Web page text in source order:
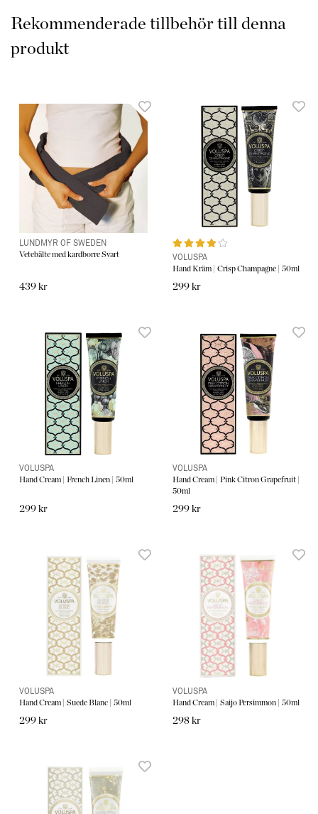
Rekommenderade tillbehör till denna
produkt
LUNDMYR OF SWEDEN
Vetebälte med kardborre Svart
439 kr
VOLUSPA
Hand Kräm | Crisp Champagne | 50ml
299 kr
VOLUSPA
Hand Cream | French Linen | 50ml
299 kr
VOLUSPA
Hand Cream | Pink Citron Grapefruit |
50ml
299 kr
VOLUSPA
Hand Cream | Suede Blanc | 50ml
299 kr
VOLUSPA
Hand Cream | Saijo Persimmon | 50ml
298 kr